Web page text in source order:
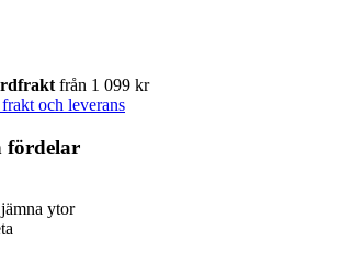
från 1 099 kr
och leverans
fördelar
ytor